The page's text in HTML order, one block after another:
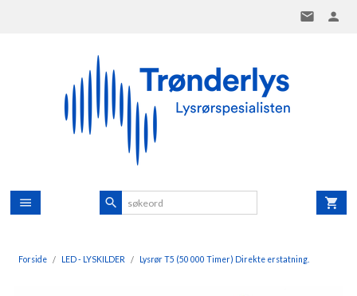
Forside LED - LYSKILDER Lysrør T5 (50 000 Timer) Direkte erstatning.